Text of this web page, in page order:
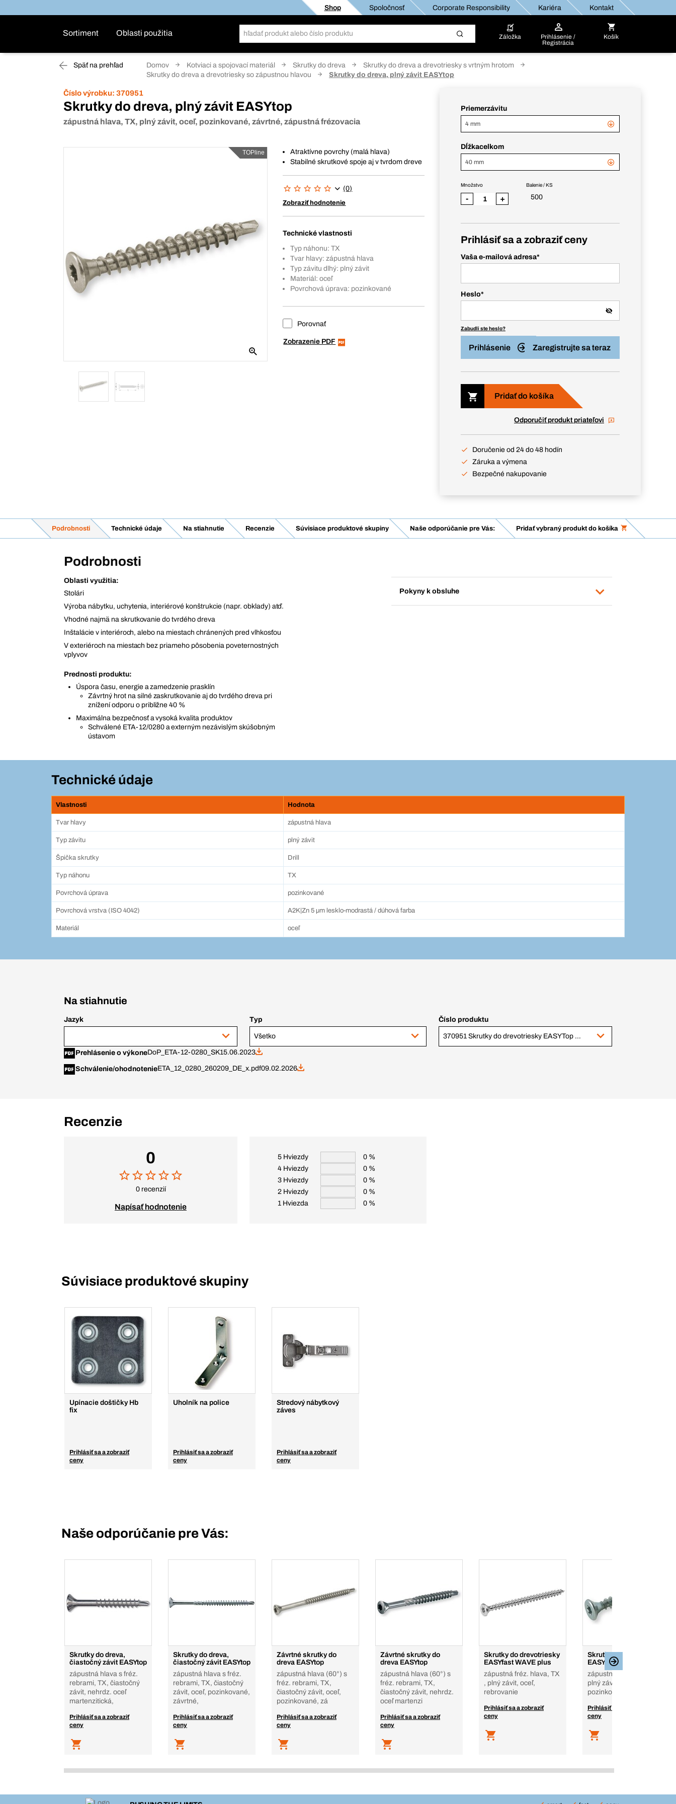
Shop Spoločnosť Corporate Responsibility Kariéra Kontakt
Sortiment Oblasti použitia Záložka
Prihlásenie /
Registrácia
Košík
Späť na prehľad Domov Kotviaci a spojovací materiál Skrutky do dreva
Skrutky do dreva a drevotriesky s vrtným hrotom
Skrutky do dreva a drevotriesky so zápustnou hlavou
Skrutky do dreva, plný závit EASYtop
Číslo výrobku: 370951
Skrutky do dreva, plný závit EASYtop
zápustná hlava, TX, plný závit, oceľ, pozinkované, závrtné, zápustná frézovacia
TOPline
Atraktívne povrchy (malá hlava)
Stabilné skrutkové spoje aj v tvrdom dreve
(0)
Zobraziť hodnotenie
Technické vlastnosti
Typ náhonu: TX
Tvar hlavy: zápustná hlava
Typ závitu dlhý: plný závit
Materiál: oceľ
Povrchová úprava: pozinkované
Porovnať
Zobrazenie PDF
Priemerzávitu
4 mm
Dĺžkacelkom
40 mm
Balenie / KS
500
Množstvo
- +
Prihlásiť sa a zobraziť ceny
Vaša e-mailová adresa*
Heslo*
Zabudli ste heslo?
Prihlásenie Zaregistrujte sa teraz
Pridať do košíka
Odporučiť produkt priateľovi
Doručenie od 24 do 48 hodín
Záruka a výmena
Bezpečné nakupovanie
Podrobnosti Technické údaje Na stiahnutie Recenzie Súvisiace produktové skupiny Naše odporúčanie pre Vás: Pridať vybraný produkt do košíka
Podrobnosti
Oblasti využitia:
Stolári
Výroba nábytku, uchytenia, interiérové konštrukcie (napr. obklady) atď.
Vhodné najmä na skrutkovanie do tvrdého dreva
Inštalácie v interiéroch, alebo na miestach chránených pred vlhkosťou
V exteriéroch na miestach bez priameho pôsobenia poveternostných
vplyvov
Prednosti produktu:
Úspora času, energie a zamedzenie prasklín
Závrtný hrot na silné zaskrutkovanie aj do tvrdého dreva pri
znížení odporu o približne 40 %
Maximálna bezpečnosť a vysoká kvalita produktov
Schválené ETA-12/0280 a externým nezávislým skúšobným
ústavom
Pokyny k obsluhe
Technické údaje
Vlastnosti Hodnota
Tvar hlavy zápustná hlava
Typ závitu plný závit
Špička skrutky Drill
Typ náhonu TX
Povrchová úprava pozinkované
Povrchová vrstva (ISO 4042) A2K|Zn 5 µm lesklo-modrastá / dúhová farba
Materiál oceľ
Na stiahnutie
Jazyk Typ
Všetko
Číslo produktu
370951 Skrutky do drevotriesky EASYTop TX15 4x40 Zn
Prehlásenie o výkoneDoP_ETA-12-0280_SK15.06.2023
Schválenie/ohodnotenieETA_12_0280_260209_DE_x.pdf09.02.2026
Recenzie
0
0 recenzií
Napísať hodnotenie
5 Hviezdy
0 %
4 Hviezdy
0 %
3 Hviezdy
0 %
2 Hviezdy
0 %
1 Hviezda
0 %
Súvisiace produktové skupiny
Upínacie doštičky Hb
fix
Prihlásiť sa a zobraziť
ceny
Uholník na police
Prihlásiť sa a zobraziť
ceny
Stredový nábytkový
záves
Prihlásiť sa a zobraziť
ceny
Naše odporúčanie pre Vás:
Skrutky do dreva,
čiastočný závit EASYtop
zápustná hlava s fréz.
rebrami, TX, čiastočný
závit, nehrdz. oceľ
martenzitická,
Prihlásiť sa a zobraziť
ceny
Skrutky do dreva,
čiastočný závit EASYtop
zápustná hlava s fréz.
rebrami, TX, čiastočný
závit, oceľ, pozinkované,
závrtné,
Prihlásiť sa a zobraziť
ceny
Závrtné skrutky do
dreva EASYtop
zápustná hlava (60°) s
fréz. rebrami, TX,
čiastočný závit, oceľ,
pozinkované, zá
Prihlásiť sa a zobraziť
ceny
Závrtné skrutky do
dreva EASYtop
zápustná hlava (60°) s
fréz. rebrami, TX,
čiastočný závit, nehrdz.
oceľ martenzi
Prihlásiť sa a zobraziť
ceny
Skrutky do drevotriesky
EASYfast WAVE plus
zápustná fréz. hlava, TX
, plný závit, oceľ,
rebrovanie
Prihlásiť sa a zobraziť
ceny
Skrutky do drevotriesky
EASYclassic
zápustná hlava, TX ,
plný závit, oceľ,
pozinkované
Prihlásiť sa a zobraziť
ceny